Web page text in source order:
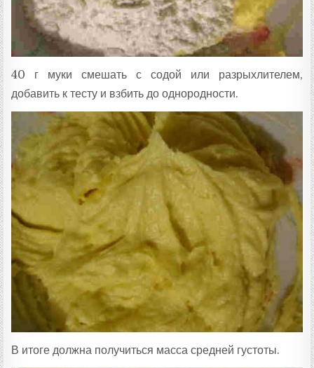
40 г муки смешать с содой или разрыхлителем,
добавить к тесту и взбить до однородности.
В итоге должна получиться масса средней густоты.